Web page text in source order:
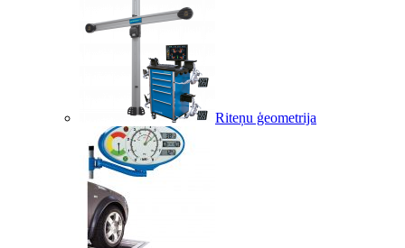
Riteņu ģeometrija